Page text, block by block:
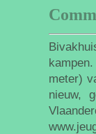
meter)
nieuw,